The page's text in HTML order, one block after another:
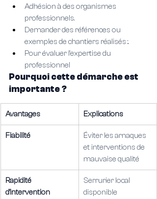
Adhésion à des organismes
professionnels.
Demander des références ou
exemples de chantiers réalisés :.
Pour évaluer l’expertise du
professionnel
Pourquoi cette démarche est
importante ?
Avantages Explications
Fiabilité
Éviter les arnaques
et interventions de
mauvaise qualité
Rapidité
d’intervention
Serrurier local
disponible